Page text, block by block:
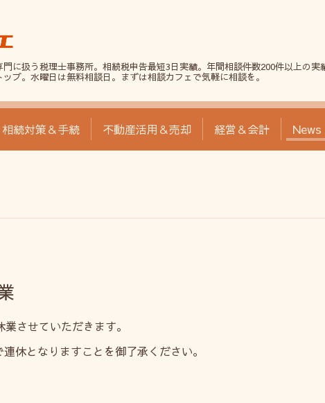
に扱う税理士事務所。相続税申告最短3日実績。年間相談件数200件以上の実
プ。水曜日は無料相談日。まずは相談カフェで気軽に相談を。
相続対策＆手続 不動産活用＆売却 経営＆会計 News
させていただきます。
休となりますことを御了承ください。